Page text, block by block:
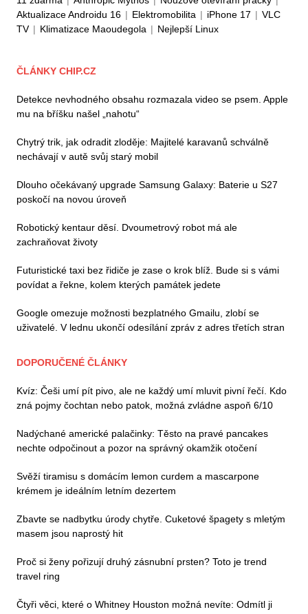
Aktualizace Androidu 16 | Elektromobilita | iPhone 17 | VLC
TV | Klimatizace Maoudegola | Nejlepší Linux
ČLÁNKY CHIP.CZ
Detekce nevhodného obsahu rozmazala video se psem. Apple
mu na bříšku našel „nahotu“
Chytrý trik, jak odradit zloděje: Majitelé karavanů schválně
nechávají v autě svůj starý mobil
Dlouho očekávaný upgrade Samsung Galaxy: Baterie u S27
poskočí na novou úroveň
Robotický kentaur děsí. Dvoumetrový robot má ale
zachraňovat životy
Futuristické taxi bez řidiče je zase o krok blíž. Bude si s vámi
povídat a řekne, kolem kterých památek jedete
Google omezuje možnosti bezplatného Gmailu, zlobí se
uživatelé. V lednu ukončí odesílání zpráv z adres třetích stran
DOPORUČENÉ ČLÁNKY
Kvíz: Češi umí pít pivo, ale ne každý umí mluvit pivní řečí. Kdo
zná pojmy čochtan nebo patok, možná zvládne aspoň 6/10
Nadýchané americké palačinky: Těsto na pravé pancakes
nechte odpočinout a pozor na správný okamžik otočení
Svěží tiramisu s domácím lemon curdem a mascarpone
krémem je ideálním letním dezertem
Zbavte se nadbytku úrody chytře. Cuketové špagety s mletým
masem jsou naprostý hit
Proč si ženy pořizují druhý zásnubní prsten? Toto je trend
travel ring
Čtyři věci, které o Whitney Houston možná nevíte: Odmítl ji